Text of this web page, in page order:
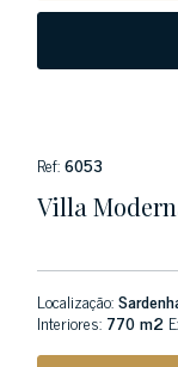
Ref:6053
Villa
Localização:
Interiores: 770 m2